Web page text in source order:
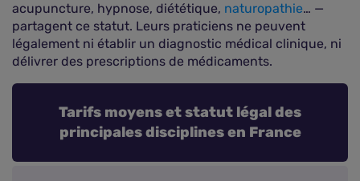
acupuncture, hypnose, diététique, naturopathie… —
partagent ce statut. Leurs praticiens ne peuvent
légalement ni établir un diagnostic médical clinique, ni
délivrer des prescriptions de médicaments.
Tarifs moyens et statut légal des
principales disciplines en France